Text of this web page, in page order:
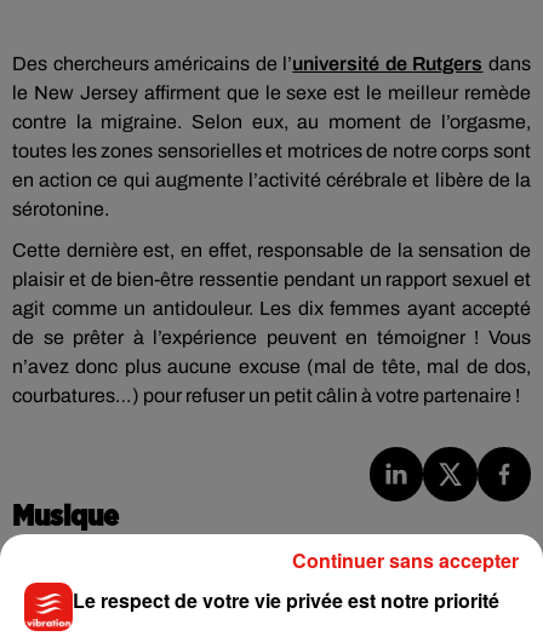
Des chercheurs américains de l’université de Rutgers dans
le New Jersey affirment que le sexe est le meilleur remède
contre la migraine. Selon eux, au moment de l’orgasme,
toutes les zones sensorielles et motrices de notre corps sont
en action ce qui augmente l’activité cérébrale et libère de la
sérotonine.
Cette dernière est, en effet, responsable de la sensation de
plaisir et de bien-être ressentie pendant un rapport sexuel et
agit comme un antidouleur. Les dix femmes ayant accepté
de se prêter à l’expérience peuvent en témoigner ! Vous
n’avez donc plus aucune excuse (mal de tête, mal de dos,
courbatures…) pour refuser un petit câlin à votre partenaire !
Musique
Julien Lieb s’essaye à la vie de chatelain
Le respect de votre vie privée est notre priorité
Continuer sans accepter